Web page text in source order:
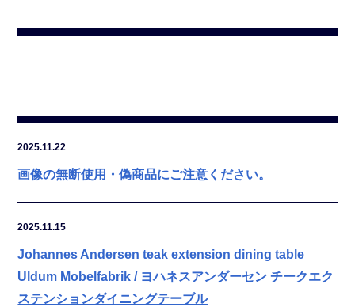
2025.11.22
画像の無断使用・偽商品にご注意ください。
2025.11.15
Johannes Andersen teak extension dining table
Uldum Mobelfabrik / ヨハネスアンダーセン チークエク
ステンションダイニングテーブル